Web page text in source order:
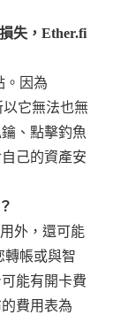
失，Ether.fi
。因為
它無法也無
、點擊釣魚
己的資產安
外，還可能
轉帳或與智
能有開卡費
費用表為